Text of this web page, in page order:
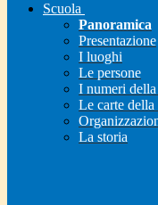
Scuola
Panoramica
Presentazione
I luoghi
Le persone
I numeri della
Le carte della
La storia